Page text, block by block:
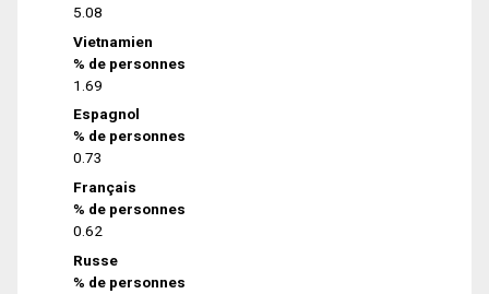
5.08
Vietnamien
% de personnes
1.69
Espagnol
% de personnes
0.73
Français
% de personnes
0.62
Russe
% de personnes